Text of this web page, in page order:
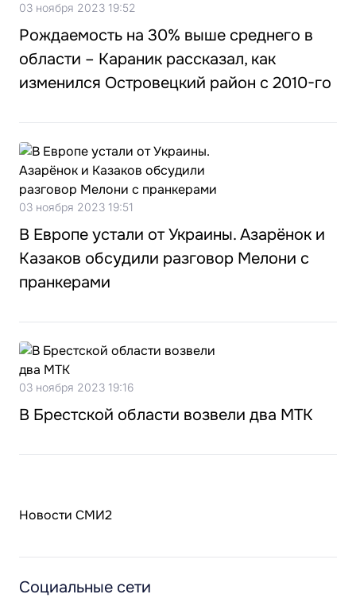
03 ноября 2023 19:52
Рождаемость на 30% выше среднего в
области – Караник рассказал, как
изменился Островецкий район с 2010-го
03 ноября 2023 19:51
В Европе устали от Украины. Азарёнок и
Казаков обсудили разговор Мелони с
пранкерами
03 ноября 2023 19:16
В Брестской области возвели два МТК
Новости СМИ2
Социальные сети